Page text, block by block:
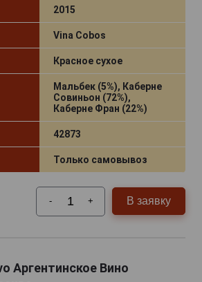
2015
Vina Cobos
Красное сухое
Мальбек (5%), Каберне
Совиньон (72%),
Каберне Фран (22%)
42873
Только самовывоз
- + В заявку
Аргентинское Вино